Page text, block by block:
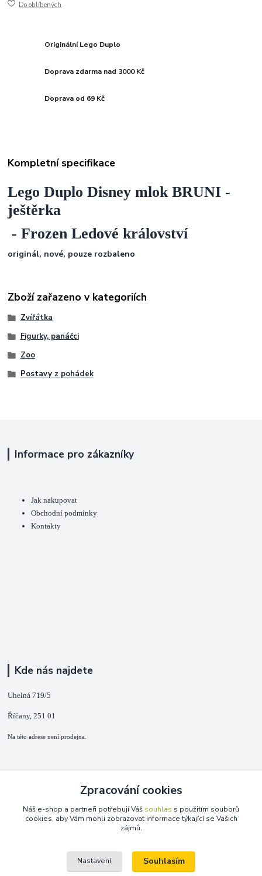
Do oblíbených
Originální Lego Duplo
Doprava zdarma nad 3000 Kč
Doprava od 69 Kč
Kompletní specifikace
Lego Duplo Disney mlok BRUNI -
ještěrka
- Frozen Ledové království
originál, nové, pouze rozbaleno
Zboží zařazeno v kategoriích
Zvířátka
Figurky, panáčci
Zoo
Postavy z pohádek
Informace pro zákazníky
Jak nakupovat
Obchodní podmínky
Kontakty
Kde nás najdete
Uhelná 719/5
Říčany, 251 01
Na této adrese není prodejna.
+420 725 889 873
(Po-Ne, 9-18 hod.)
Zpracování cookies
Náš e-shop a partneři potřebují Váš souhlas s použitím souborů
cookies, aby Vám mohli zobrazovat informace týkající se Vašich
zájmů.
Nastavení Souhlasím